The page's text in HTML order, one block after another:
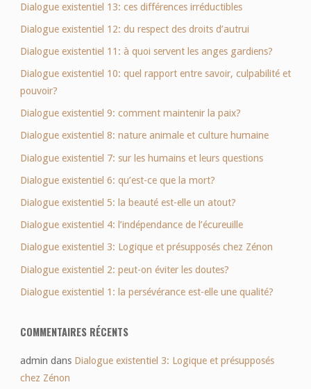
Dialogue existentiel 13: ces différences irréductibles
Dialogue existentiel 12: du respect des droits d’autrui
Dialogue existentiel 11: à quoi servent les anges gardiens?
Dialogue existentiel 10: quel rapport entre savoir, culpabilité et
pouvoir?
Dialogue existentiel 9: comment maintenir la paix?
Dialogue existentiel 8: nature animale et culture humaine
Dialogue existentiel 7: sur les humains et leurs questions
Dialogue existentiel 6: qu’est-ce que la mort?
Dialogue existentiel 5: la beauté est-elle un atout?
Dialogue existentiel 4: l’indépendance de l’écureuille
Dialogue existentiel 3: Logique et présupposés chez Zénon
Dialogue existentiel 2: peut-on éviter les doutes?
Dialogue existentiel 1: la persévérance est-elle une qualité?
COMMENTAIRES RÉCENTS
admin dans Dialogue existentiel 3: Logique et présupposés
chez Zénon